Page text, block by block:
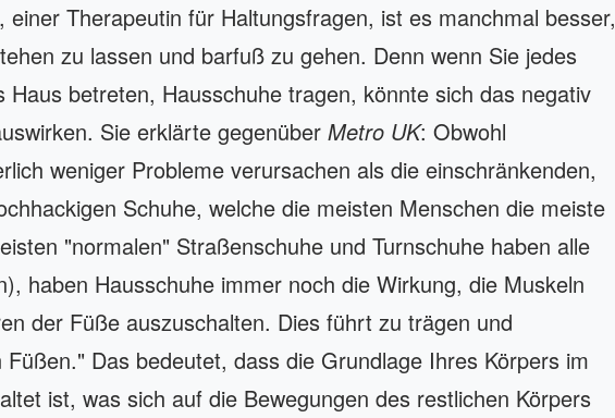
einer Therapeutin für Haltungsfragen, ist es manchmal besser,
zu lassen und barfuß zu gehen. Denn wenn Sie jedes
Haus betreten, Hausschuhe tragen, könnte sich das negativ
Sie erklärte gegenüber Metro UK: Obwohl
weniger Probleme verursachen als die einschränkenden,
Schuhe, welche die meisten Menschen die meiste
"normalen" Straßenschuhe und Turnschuhe haben alle
haben Hausschuhe immer noch die Wirkung, die Muskeln
der Füße auszuschalten. Dies führt zu trägen und
Füßen." Das bedeutet, dass die Grundlage Ihres Körpers im
ist, was sich auf die Bewegungen des restlichen Körpers